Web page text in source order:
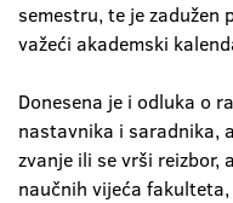
semestru, te je
važeći akademski
Donesena je i odluka o
nastavnika i saradnika,
zvanje ili se vrši
naučnih vijeća